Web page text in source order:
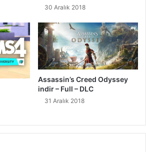
30 Aralık 2018
Assassin’s Creed Odyssey
indir – Full – DLC
31 Aralık 2018